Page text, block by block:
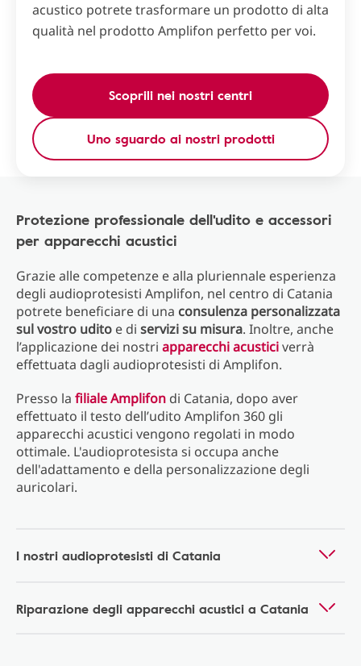
acustico potrete trasformare un prodotto di alta
qualità nel prodotto Amplifon perfetto per voi.
Scoprili nei nostri centri
Uno sguardo ai nostri prodotti
Protezione professionale dell'udito e accessori
per apparecchi acustici
Grazie alle competenze e alla pluriennale esperienza
degli audioprotesisti Amplifon, nel centro di Catania
potrete beneficiare di una consulenza personalizzata
sul vostro udito e di servizi su misura. Inoltre, anche
l’applicazione dei nostri apparecchi acusticiverrà
effettuata dagli audioprotesisti di Amplifon.
Presso la filiale Amplifon di Catania, dopo aver
effettuato il testo dell’udito Amplifon 360 gli
apparecchi acustici vengono regolati in modo
ottimale. L'audioprotesista si occupa anche
dell'adattamento e della personalizzazione degli
auricolari.
I nostri audioprotesisti di Catania
Riparazione degli apparecchi acustici a Catania